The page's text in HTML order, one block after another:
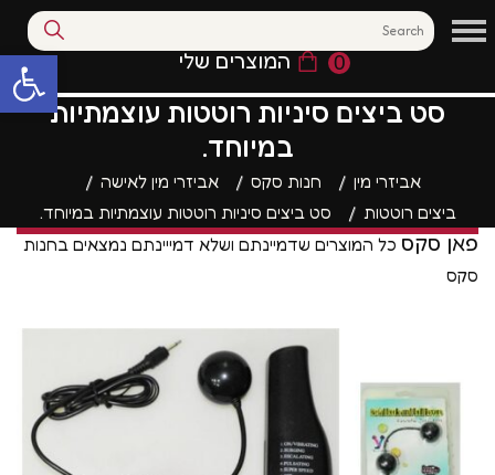
פתח סרגל 0 המוצרים שלי
סט ביצים סיניות רוטטות עוצמתיות
במיוחד.
אביזרי מין חנות סקס
אביזרי מין לאישה
ביצים רוטטות
סט ביצים סיניות רוטטות עוצמתיות במיוחד.
פאן סקס כל המוצרים שדמיינתם ושלא דמייינתם נמצאים בחנות
סקס